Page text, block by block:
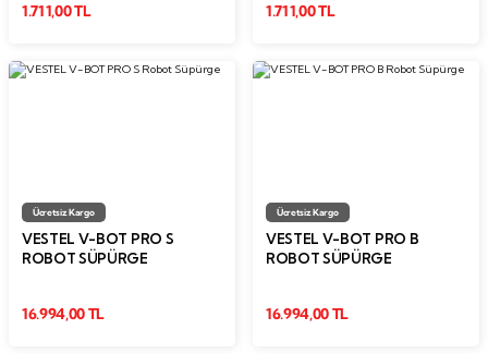
1.711,00 TL 1.711,00 TL
Ücretsiz Kargo
VESTEL V-BOT PRO S
ROBOT SÜPÜRGE
16.994,00 TL
Ücretsiz Kargo
VESTEL V-BOT PRO B
ROBOT SÜPÜRGE
16.994,00 TL